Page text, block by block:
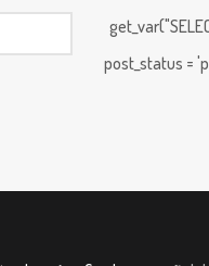
post_status =